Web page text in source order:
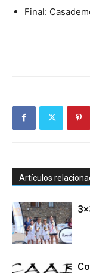
Final:
Artículos